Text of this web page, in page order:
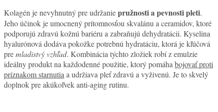
Kolagén je nevyhnutný pre udržaniepružnosti a pevnosti pleti.
Jeho účinok je umocnený prítomnosťou skvalánu a ceramidov, ktoré
podporujú zdravú kožnú bariéru a zabraňujú dehydratácii. Kyselina
hyalurónová dodáva pokožke potrebnú hydratáciu, ktorá je kľúčová
premladistvý vzhľad. Kombinácia týchto zložiek robí z emulzie
ideálny produkt na každodenné použitie, ktorý pomáhabojovať proti
príznakom starnutiaa udržiava pleť zdravú a vyživenú. Je to skvelý
doplnok pre akúkoľvek anti-aging rutinu.